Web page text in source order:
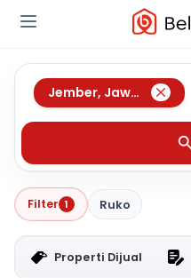
Jember, Jawa Timur
Filter 1 Ruko
Properti Dijual